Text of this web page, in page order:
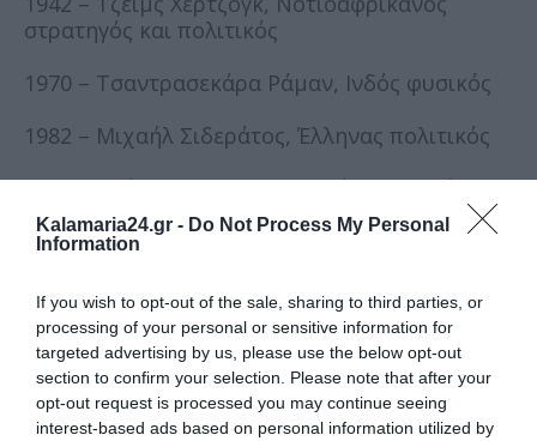
Kalamaria24.gr - Do Not Process My Personal
Information
If you wish to opt-out of the sale, sharing to third parties, or
processing of your personal or sensitive information for
targeted advertising by us, please use the below opt-out
section to confirm your selection. Please note that after your
opt-out request is processed you may continue seeing
interest-based ads based on personal information utilized by
στρατηγός και πολιτικός
1970 – Τσαντρασεκάρα Ράμαν, Ινδός φυσικός
1982 – Μιχαήλ Σιδεράτος, Έλληνας πολιτικός
1991 – Ντάνιελ Μαν, Αμερικανός σκηνοθέτης
1991 – Άγιος Ιάκωβος Τσαλίκης
2000 – Εμίλ Ζάτοπεκ, Τσέχος δρομέας
2006 – Χασάν Γκουλέντ Απτιντόν, πρόεδρος
του Τζιμπουτί
2006 – Ιάκωβος Ψαρράς, Έλληνας ηθοποιός